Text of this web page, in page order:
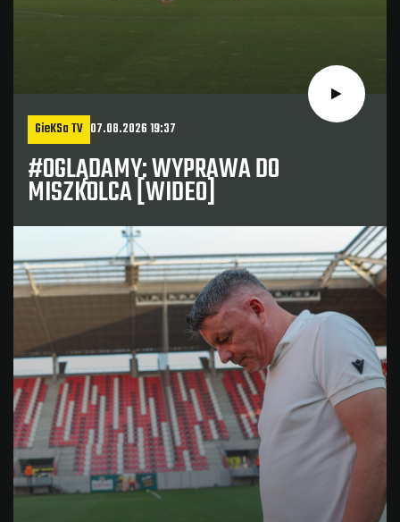
GieKSa TV 07.08.2026 19:37
#OGLĄDAMY: WYPRAWA DO
MISZKOLCA [WIDEO]